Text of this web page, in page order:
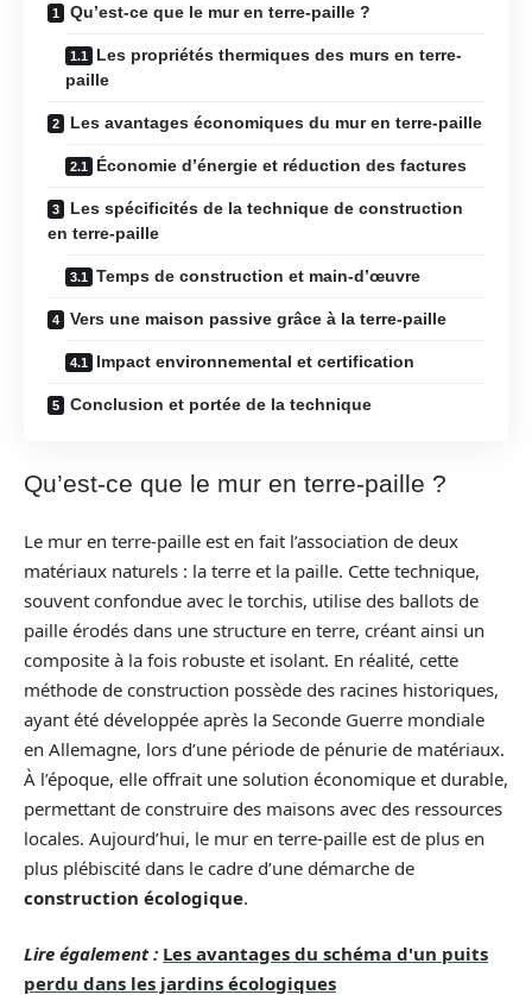
Qu’est-ce que le mur en terre-paille ?
Les propriétés thermiques des murs en terre-
paille
Les avantages économiques du mur en terre-paille
Économie d’énergie et réduction des factures
Les spécificités de la technique de construction
en terre-paille
Temps de construction et main-d’œuvre
Vers une maison passive grâce à la terre-paille
Impact environnemental et certification
Conclusion et portée de la technique
Qu’est-ce que le mur en terre-paille ?
Le mur en terre-paille est en fait l’association de deux
matériaux naturels : la terre et la paille. Cette technique,
souvent confondue avec le torchis, utilise des ballots de
paille érodés dans une structure en terre, créant ainsi un
composite à la fois robuste et isolant. En réalité, cette
méthode de construction possède des racines historiques,
ayant été développée après la Seconde Guerre mondiale
en Allemagne, lors d’une période de pénurie de matériaux.
À l’époque, elle offrait une solution économique et durable,
permettant de construire des maisons avec des ressources
locales. Aujourd’hui, le mur en terre-paille est de plus en
plus plébiscité dans le cadre d’une démarche de
construction écologique.
Lire également : Les avantages du schéma d'un puits
perdu dans les jardins écologiques